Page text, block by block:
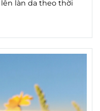
làn da theo thời